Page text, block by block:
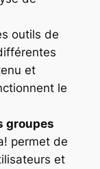
outils de
et
le
groupes
permet de
et